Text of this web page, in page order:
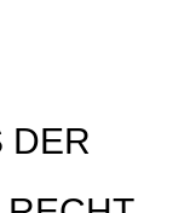
DER